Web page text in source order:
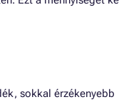
sokkal érzékenyebb